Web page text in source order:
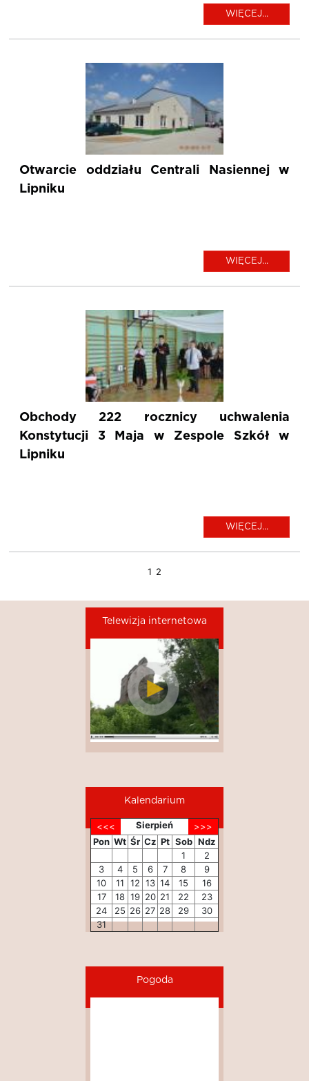
WIĘCEJ...
Otwarcie oddziału Centrali Nasiennej w
Lipniku
WIĘCEJ...
Obchody 222 rocznicy uchwalenia
Konstytucji 3 Maja w Zespole Szkół w
Lipniku
WIĘCEJ...
1 2
Telewizja internetowa
Kalendarium
Sierpień
Pon Wt Śr Cz Pt Sob Ndz
1
2
3
4 5 6 7 8
9
10
11 12 13 14 15
16
17
18 19 20 21 22
23
24
25 26 27 28 29
30
31
Pogoda